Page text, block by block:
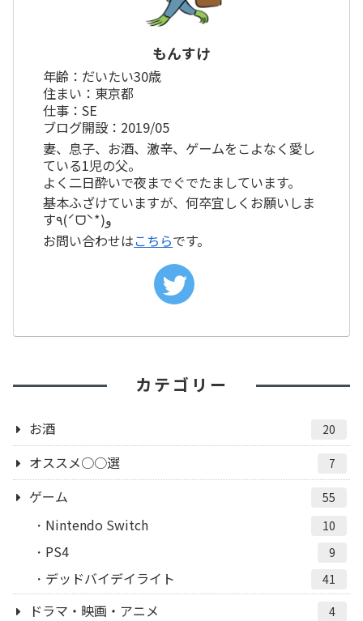
もんすけ
年齢：だいたい30歳
住まい：東京都
仕事：SE
ブログ開設：2019/05
妻、息子、お酒、激辛、ゲームをこよなく愛し
ている1児の父。
よく二日酔いで夜までぐでたましています。
基本ふざけていますが、何卒宜しくお願いしま
す٩(ˊᗜˋ*)و
お問い合わせはこちらです。
カテゴリー
お酒 20
オススメ○○選 7
ゲーム 55
Nintendo Switch 10
PS4 9
デッドバイデイライト 41
ドラマ・映画・アニメ 4